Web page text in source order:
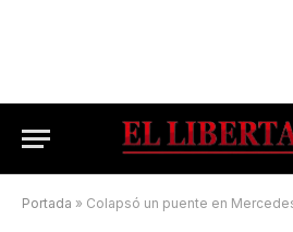
Portada » Colapsó un puente en Mercedes y